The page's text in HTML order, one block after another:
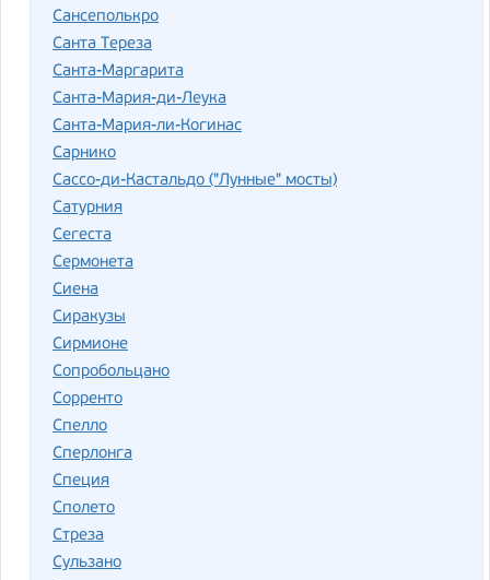
Сансеполькро
Санта Тереза
Санта-Маргарита
Санта-Мария-ди-Леука
Санта-Мария-ли-Когинас
Сарнико
Сассо-ди-Кастальдо ("Лунные" мосты)
Сатурния
Сегеста
Сермонета
Сиена
Сиракузы
Сирмионе
Сопробольцано
Сорренто
Спелло
Сперлонга
Специя
Сполето
Стреза
Сульзано